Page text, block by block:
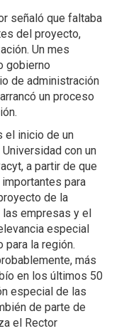
señaló que faltaba
del proyecto,
Un mes
gobierno
de administración
un proceso
el inicio de un
con un
a partir de que
para
de la
empresas y el
especial
la región.
más
en los últimos 50
especial de las
de parte de
el Rector